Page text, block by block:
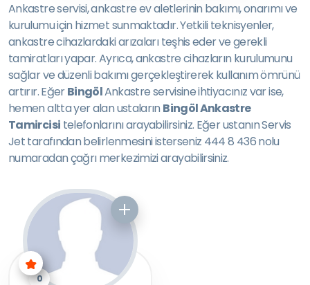
Ankastre servisi, ankastre ev aletlerinin bakımı, onarımı ve
kurulumu için hizmet sunmaktadır. Yetkili teknisyenler,
ankastre cihazlardaki arızaları teşhis eder ve gerekli
tamiratları yapar. Ayrıca, ankastre cihazların kurulumunu
sağlar ve düzenli bakımı gerçekleştirerek kullanım ömrünü
artırır. EğerBingölAnkastre servisine ihtiyacınız var ise,
hemen altta yer alan ustaların Bingöl Ankastre
Tamircisi telefonlarını arayabilirsiniz. Eğer ustanın Servis
Jet tarafından belirlenmesini isterseniz 444 8 436 nolu
numaradan çağrı merkezimizi arayabilirsiniz.
0